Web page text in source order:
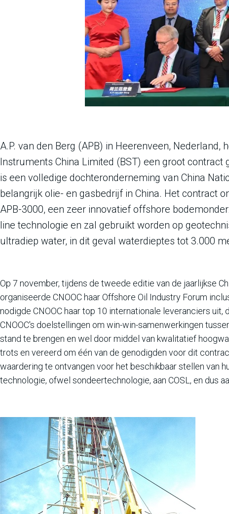
A.P. van den Berg (APB) in Heerenveen,
Instruments China Limited (BST) een groot contract
is een volledige dochteronderneming van China
belangrijk olie- en gasbedrijf in China. Het contract
APB-3000, een zeer innovatief offshore
line technologie en zal gebruikt worden op
ultradiep water, in dit geval waterdieptes tot 3.000
Op 7 november, tijdens de tweede editie van de jaarlijkse
organiseerde CNOOC haar Offshore Oil Industry Forum
nodigde CNOOC haar top 10 internationale leveranciers
CNOOC's doelstellingen om win-win-samenwerkingen
stand te brengen en wel door middel van kwalitatief
trots en vereerd om één van de genodigden voor dit
waardering te ontvangen voor het beschikbaar stellen van
technologie, ofwel sondeertechnologie, aan COSL, en dus